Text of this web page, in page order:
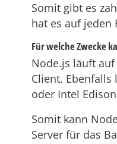
Somit gibt es
hat es auf jeden
Für welche Zwecke
Node.js läuft
Client.
oder Intel
Somit kann
Server für das